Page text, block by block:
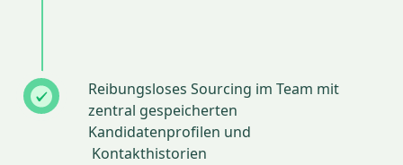
Reibungsloses Sourcing im Team mit
zentral gespeicherten
Kandidatenprofilen und
Kontakthistorien